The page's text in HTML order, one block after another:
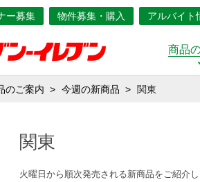
ー募集 物件募集・購入 アルバイト
商品
のご案内 今週の新商品 関東
関東
火曜日から順次発売される新商品をご紹介